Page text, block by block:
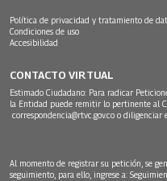
Política de privacidad y tratamiento de
Condiciones de uso
Accesibilidad
CONTACTO VIRTUAL
Estimado Ciudadano: Para radicar
la Entidad puede remitir lo pertinente al
correspondencia@rtvc.gov.co o diligenciar
Al momento de registrar su petición, se
seguimiento, para ello, ingrese a: